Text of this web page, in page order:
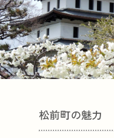
松前町の魅力